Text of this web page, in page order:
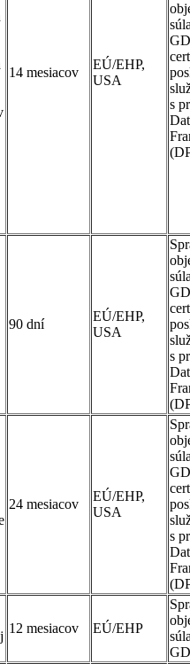
14 mesiacov
EÚ/EHP,
USA
s
90 dní
EÚ/EHP,
USA
s
24 mesiacov
EÚ/EHP,
USA
s
12 mesiacov EÚ/EHP